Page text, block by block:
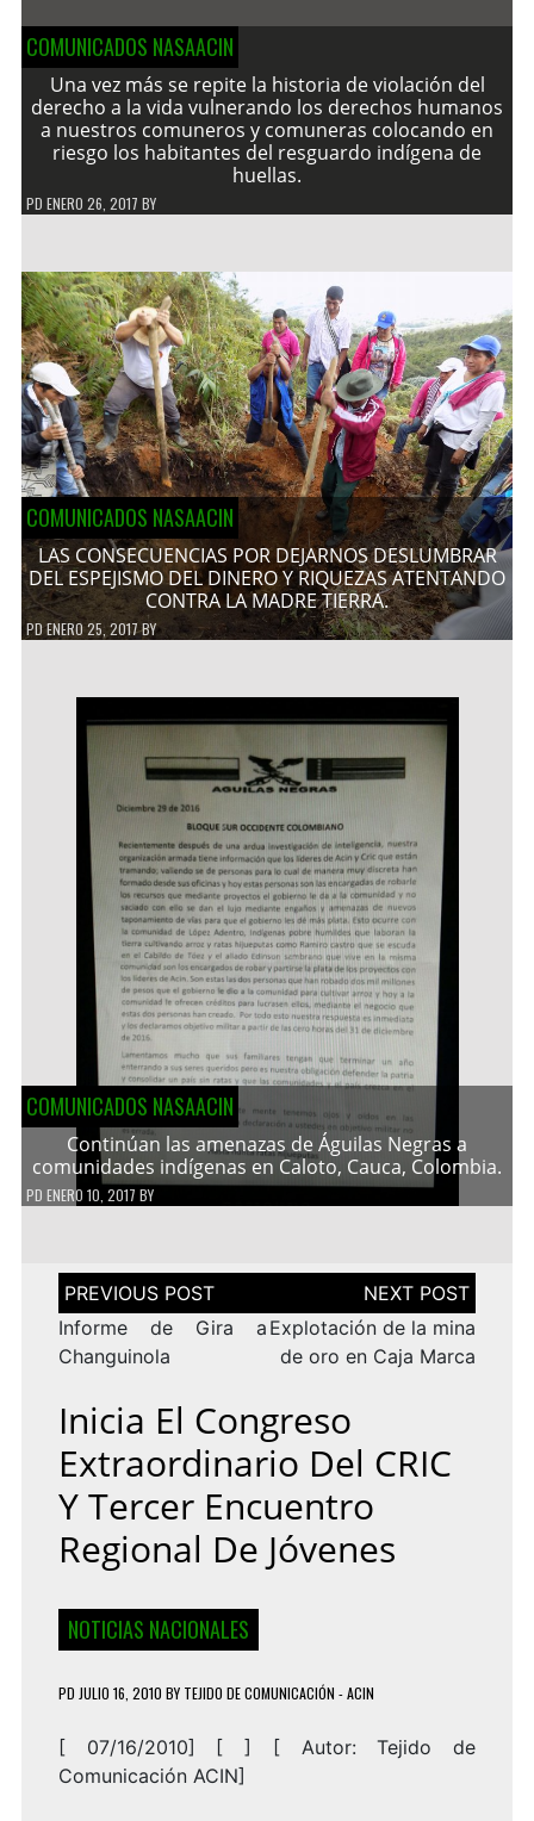
COMUNICADOS NASAACIN
Una vez más se repite la historia de violación del
derecho a la vida vulnerando los derechos humanos
a nuestros comuneros y comuneras colocando en
riesgo los habitantes del resguardo indígena de
huellas.
PD ENERO 26, 2017 BY
COMUNICADOS NASAACIN
LAS CONSECUENCIAS POR DEJARNOS DESLUMBRAR
DEL ESPEJISMO DEL DINERO Y RIQUEZAS ATENTANDO
CONTRA LA MADRE TIERRA.
PDENERO 25, 2017BY
COMUNICADOS NASAACIN
Continúan las amenazas de Águilas Negras a
comunidades indígenas en Caloto, Cauca, Colombia.
PD ENERO 10, 2017 BY
Navegación
de
entradas
Informe de Gira a
Changuinola
Explotación de la mina
de oro en Caja Marca
Inicia El Congreso
Extraordinario Del CRIC
Y Tercer Encuentro
Regional De Jóvenes
NOTICIAS NACIONALES
PD JULIO 16, 2010 BY TEJIDO DE COMUNICACIÓN - ACIN
[ 07/16/2010] [ ] [ Autor: Tejido de
Comunicación ACIN]